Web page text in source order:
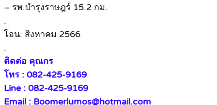
– รพ.บำรุงราษฎร์ 15.2 กม.
.
โอน: สิงหาคม 2566
.
ติดต่อ คุณกร
โทร : 082-425-9169
Line : 082-425-9169
Email : Boomerlumos@hotmail.com